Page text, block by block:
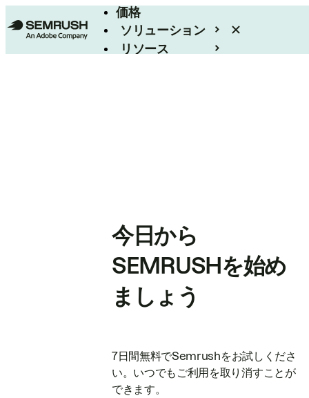
価格
ソリューション
リソース
今日から
SEMRUSHを始め
ましょう
7日間無料でSemrushをお試しくださ
い。いつでもご利用を取り消すことが
できます。